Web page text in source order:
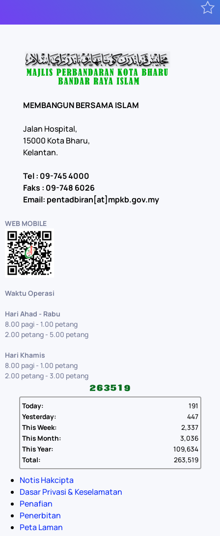
MEMBANGUN BERSAMA ISLAM
Jalan Hospital,
15000 Kota Bharu,
Kelantan.
Tel : 09-745 4000
Faks : 09-748 6026
Email: pentadbiran[at]mpkb.gov.my
WEB MOBILE
Waktu Operasi
Hari Ahad - Rabu
8.00 pagi - 1.00 petang
2.00 petang - 5.00 petang
Hari Khamis
8.00 pagi - 1.00 petang
2.00 petang - 3.00 petang
Today:
191
Yesterday:
447
This Week:
2,337
This Month:
3,036
This Year:
109,634
Total:
263,519
Notis Hakcipta
Dasar Privasi & Keselamatan
Penafian
Penerbitan
Peta Laman